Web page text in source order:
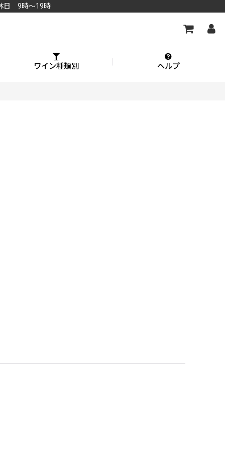
日 9時～19時
ワイン種類別 ヘルプ